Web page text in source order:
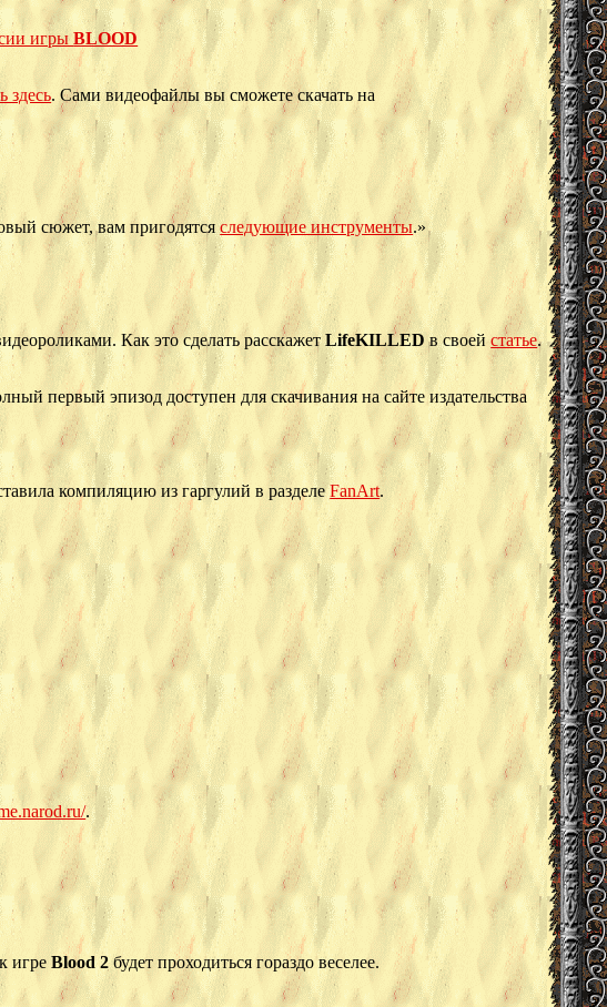
игрыBLOOD
здесь. Сами видеофайлы вы сможете скачать на
сюжет, вам пригодятсяследующие инструменты.»
Как это сделать расскажетLifeKILLED в своейстатье.
первый эпизод доступен для скачивания на сайте издательства
компиляцию из гаргулий в разделеFanArt.
.
игреBlood 2будет проходиться гораздо веселее.